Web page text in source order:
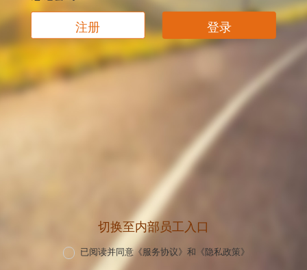
注册 登录
切换至内部员工入口
已阅读并同意《服务协议》和 《隐私政策》